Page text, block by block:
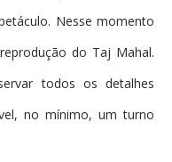
Nesse momento
do Taj Mahal.
todos os detalhes
no mínimo, um turno